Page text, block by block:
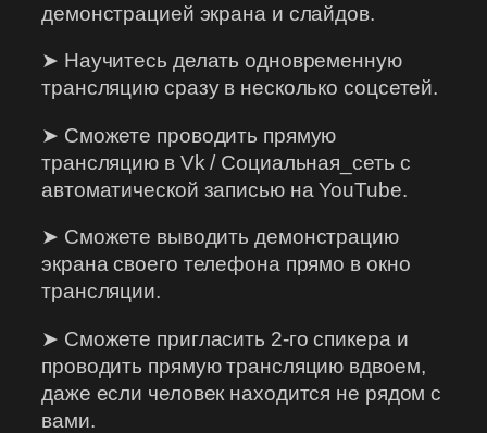
демонстрацией экрана и слайдов.
➤ Научитесь делать одновременную
трансляцию сразу в несколько соцсетей.
➤ Сможете проводить прямую
трансляцию в Vk / Социальная_сеть с
автоматической записью на YouTube.
➤ Сможете выводить демонстрацию
экрана своего телефона прямо в окно
трансляции.
➤ Сможете пригласить 2-го спикера и
проводить прямую трансляцию вдвоем,
даже если человек находится не рядом с
вами.